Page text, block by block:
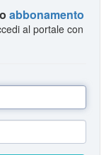
abbonamento
al portale con